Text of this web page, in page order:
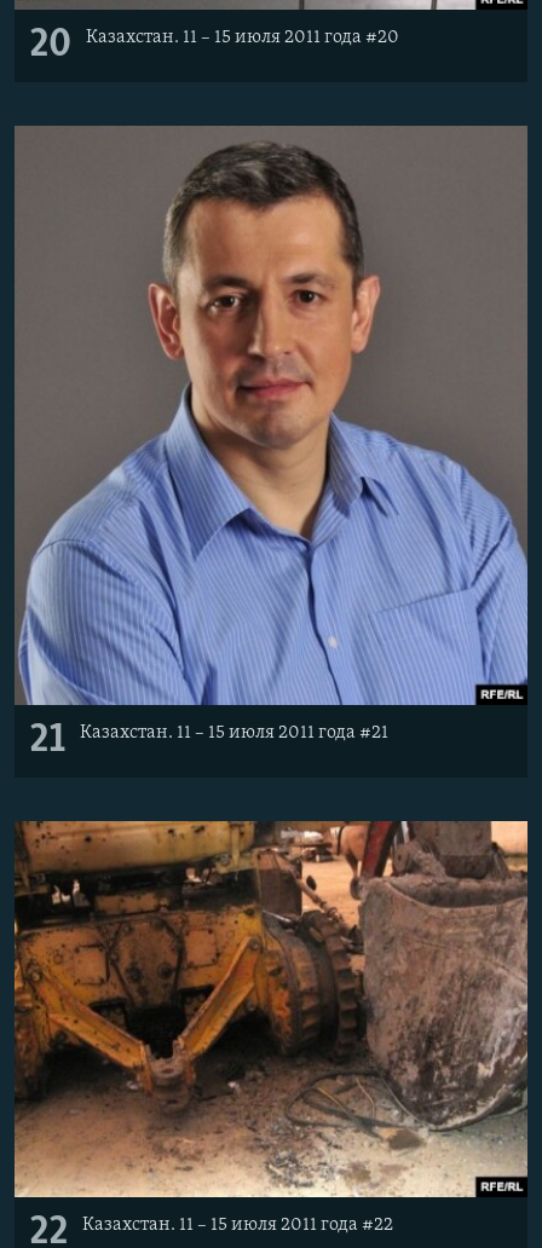
20 Казахстан. 11 – 15 июля 2011 года #20
21 Казахстан. 11 – 15 июля 2011 года #21
22 Казахстан. 11 – 15 июля 2011 года #22